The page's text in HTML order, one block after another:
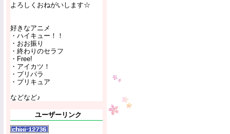
よろしくおねがいします☆
好きなアニメ
・ハイキュー！！
・おお振り
・終わりのセラフ
・Free!
・アイカツ！
・プリパラ
・プリキュア
などなど♪
ユーザーリンク